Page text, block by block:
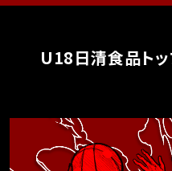
U18日清食品ト